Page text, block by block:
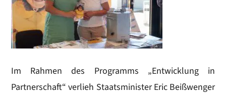
Im Rahmen des Programms „Entwicklung in
Partnerschaft“ verlieh Staatsminister Eric Beißwenger